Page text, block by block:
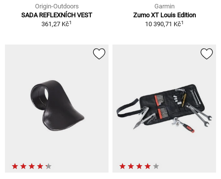
Origin-Outdoors
SADA REFLEXNÍCH VEST
361,27 Kč1
Garmin
Zumo XT Louis Edition
10 390,71 Kč1